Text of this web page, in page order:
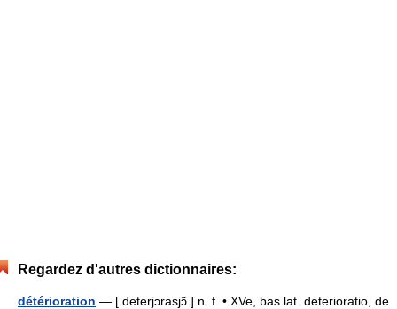
Regardez d'autres dictionnaires:
détérioration — [ deterjɔrasjɔ̃ ] n. f. • XVe, bas lat. deterioratio, de